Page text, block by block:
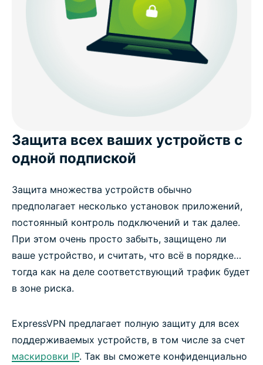
Защита всех ваших устройств с
одной подпиской
Защита множества устройств обычно
предполагает несколько установок приложений,
постоянный контроль подключений и так далее.
При этом очень просто забыть, защищено ли
ваше устройство, и считать, что всё в порядке…
тогда как на деле соответствующий трафик будет
в зоне риска.
ExpressVPN предлагает полную защиту для всех
поддерживаемых устройств, в том числе за счет
маскировки IP. Так вы сможете конфиденциально